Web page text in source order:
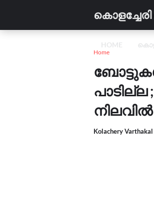
HOME
വിദ്യാഭ്യാസം
Home
Kolachery Varthakal